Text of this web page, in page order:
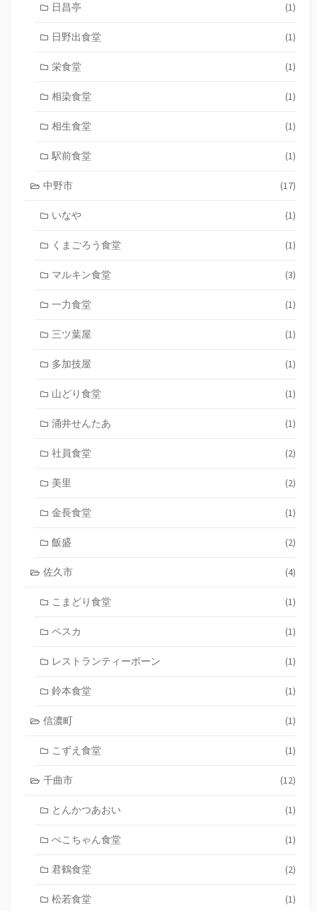
日昌亭 (1)
日野出食堂 (1)
栄食堂 (1)
相染食堂 (1)
相生食堂 (1)
駅前食堂 (1)
中野市 (17)
いなや (1)
くまごろう食堂 (1)
マルキン食堂 (3)
一力食堂 (1)
三ツ葉屋 (1)
多加技屋 (1)
山どり食堂 (1)
涌井せんたあ (1)
社員食堂 (2)
美里 (2)
金長食堂 (1)
飯盛 (2)
佐久市 (4)
こまどり食堂 (1)
ペスカ (1)
レストランティーボーン (1)
鈴本食堂 (1)
信濃町 (1)
こずえ食堂 (1)
千曲市 (12)
とんかつあおい (1)
ぺこちゃん食堂 (1)
君鶴食堂 (2)
松若食堂 (1)